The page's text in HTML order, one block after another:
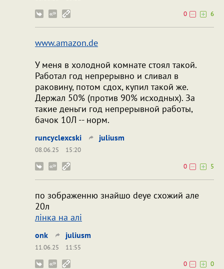
0
6
www.amazon.de
У меня в холодной комнате стоял такой.
Работал год непрерывно и сливал в
раковину, потом сдох, купил такой же.
Держал 50% (против 90% исходных). За
такие деньги год непрерывной работы,
бачок 10Л -- норм.
runcyclexcski juliusm
08.06.25
15:20
0
5
по зображенню знайшо deye схожий але
20л
лінка на алі
onk juliusm
11.06.25
11:55
0
0